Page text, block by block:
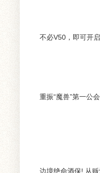
不必V50，即可开
重振“魔兽”第一公
边境绝命酒保! 从